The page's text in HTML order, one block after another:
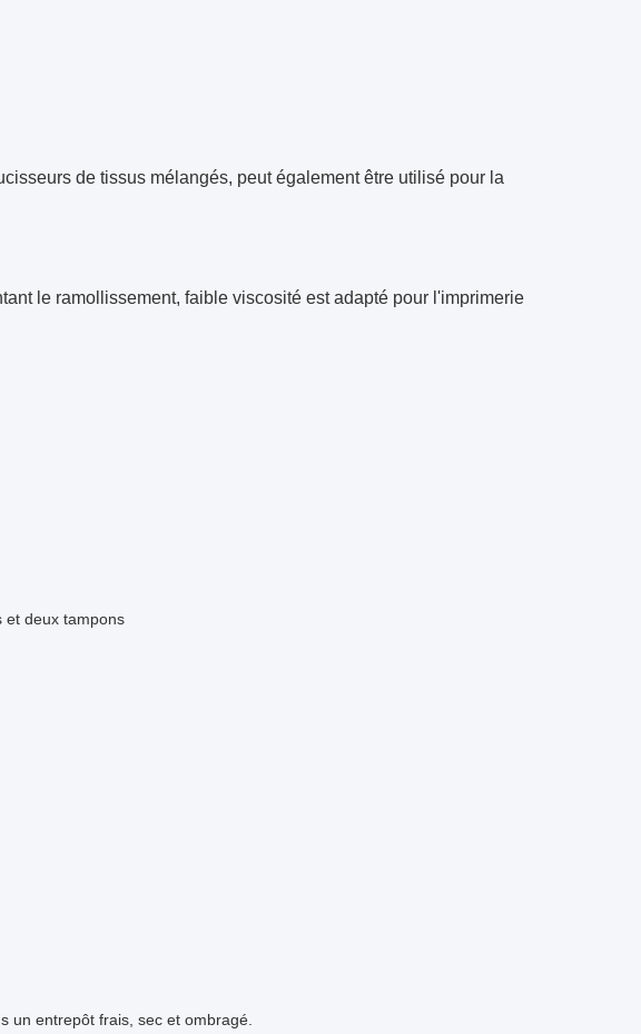
de tissus mélangés, peut également être utilisé pour la
le ramollissement, faible viscosité est adapté pour l'imprimerie
et deux tampons
un entrepôt frais, sec et ombragé.